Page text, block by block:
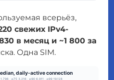
всерьёз,
свежих IPv4-
в месяц и ~1 800 за
Одна SIM.